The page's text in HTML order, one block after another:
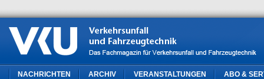
NACHRICHTEN ARCHIV VERANSTALTUNGEN ABO &